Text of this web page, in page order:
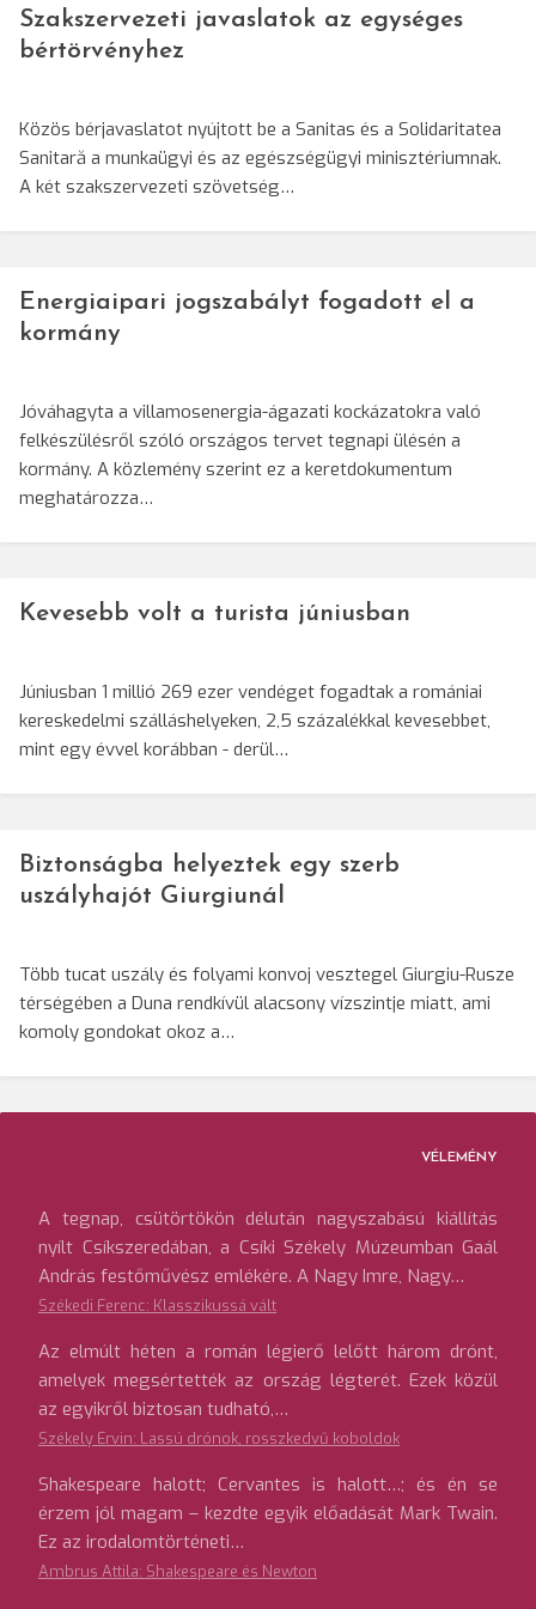
Szakszervezeti javaslatok az egységes
bértörvényhez
Közös bérjavaslatot nyújtott be a Sanitas és a Solidaritatea
Sanitară a munkaügyi és az egészségügyi minisztériumnak.
A két szakszervezeti szövetség…
Energiaipari jogszabályt fogadott el a
kormány
Jóváhagyta a villamosenergia-ágazati kockázatokra való
felkészülésről szóló országos tervet tegnapi ülésén a
kormány. A közlemény szerint ez a keretdokumentum
meghatározza…
Kevesebb volt a turista júniusban
Júniusban 1 millió 269 ezer vendéget fogadtak a romániai
kereskedelmi szálláshelyeken, 2,5 százalékkal kevesebbet,
mint egy évvel korábban - derül…
Biztonságba helyeztek egy szerb
uszályhajót Giurgiunál
Több tucat uszály és folyami konvoj vesztegel Giurgiu-Rusze
térségében a Duna rendkívül alacsony vízszintje miatt, ami
komoly gondokat okoz a…
VÉLEMÉNY
A tegnap, csütörtökön délután nagyszabású kiállítás
nyílt Csíkszeredában, a Csíki Székely Múzeumban Gaál
András festőművész emlékére. A Nagy Imre, Nagy…
Székedi Ferenc: Klasszikussá vált
Az elmúlt héten a román légierő lelőtt három drónt,
amelyek megsértették az ország légterét. Ezek közül
az egyikről biztosan tudható,…
Székely Ervin: Lassú drónok, rosszkedvű koboldok
Shakespeare halott; Cervantes is halott…; és én se
érzem jól magam – kezdte egyik előadását Mark Twain.
Ez az irodalomtörténeti…
Ambrus Attila: Shakespeare és Newton